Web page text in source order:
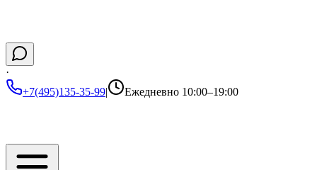
·
+7(495)135-35-99| Ежедневно 10:00–19:00